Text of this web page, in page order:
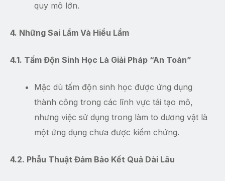
quy mô lớn.
4. Những Sai Lầm Và Hiểu Lầm
4.1. Tấm Độn Sinh Học Là Giải Pháp “An Toàn”
Mặc dù tấm độn sinh học được ứng dụng
thành công trong các lĩnh vực tái tạo mô,
nhưng việc sử dụng trong làm to dương vật là
một ứng dụng chưa được kiểm chứng.
4.2. Phẫu Thuật Đảm Bảo Kết Quả Dài Lâu